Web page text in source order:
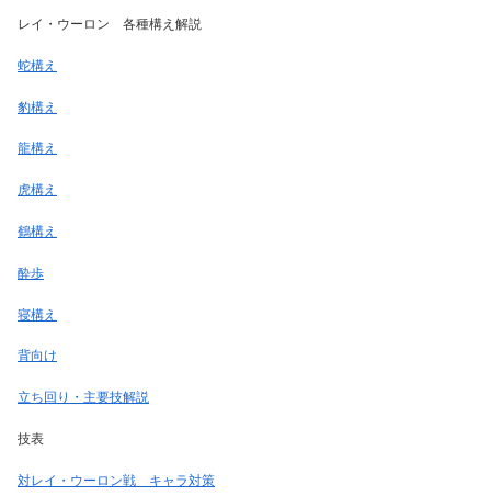
レイ・ウーロン 各種構え解説
蛇構え
豹構え
龍構え
虎構え
鶴構え
酔歩
寝構え
背向け
立ち回り・主要技解説
技表
対レイ・ウーロン戦 キャラ対策